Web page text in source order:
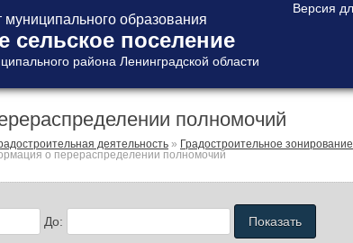
образования
сельское поселение
района Ленинградской области
полномочий
деятельность » Градостроительное зонирование
о перераспределении полномочий
До: